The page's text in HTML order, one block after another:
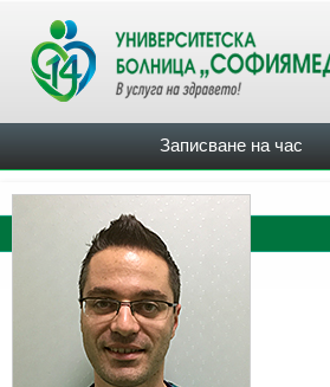
Записване на час